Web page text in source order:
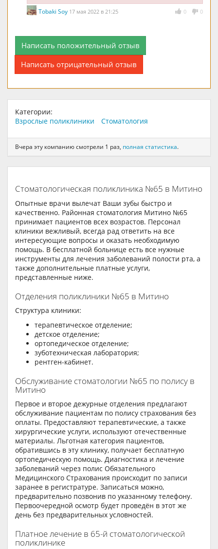
0 0
Tobaki Soy 17 мая 2022 в 21:25
Написать положительный отзыв
Написать отрицательный отзыв
Категории:
Взрослые поликлиники
Стоматология
Вчера эту компанию смотрели 1 раз, полная статистика.
Стоматологическая поликлиника №65 в Митино
Опытные врачи вылечат Ваши зубы быстро и
качественно. Районная стоматология Митино №65
принимает пациентов всех возрастов. Персонал
клиники вежливый, всегда рад ответить на все
интересующие вопросы и оказать необходимую
помощь. В бесплатной больнице есть все нужные
инструменты для лечения заболеваний полости рта, а
также дополнительные платные услуги,
представленные ниже.
Отделения поликлиники №65 в Митино
Структура клиники:
терапевтическое отделение;
детское отделение;
ортопедическое отделение;
зуботехническая лаборатория;
рентген-кабинет.
Обслуживание стоматологии №65 по полису в
Митино
Первое и второе дежурные отделения предлагают
обслуживание пациентам по полису страхования без
оплаты. Предоставляют терапевтические, а также
хирургические услуги, используют отечественные
материалы. Льготная категория пациентов,
обратившись в эту клинику, получает бесплатную
ортопедическую помощь. Диагностика и лечение
заболеваний через полис Обязательного
Медицинского Страхования происходит по записи
заранее в регистратуре. Записаться можно,
предварительно позвонив по указанному телефону.
Первоочередной осмотр будет проведён в этот же
день без предварительных условностей.
Платное лечение в 65-й стоматологической
поликлинике